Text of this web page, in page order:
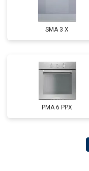
SMA 3 X
PMA 6 PPX